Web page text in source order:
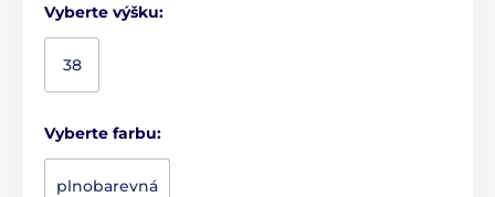
Vyberte výšku:
38
Vyberte farbu:
plnobarevná